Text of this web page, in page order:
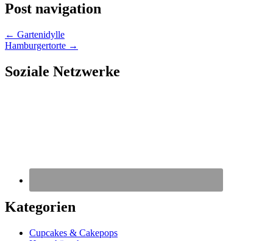
Post navigation
← Gartenidylle
Hamburgertorte →
Soziale Netzwerke
Kategorien
Cupcakes & Cakepops